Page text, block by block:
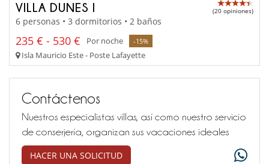
VILLA DUNES I (20 opiniones)
6 personas • 3 dormitorios • 2 baños
235 € - 530 € Por noche -15%
Isla Mauricio Este - Poste Lafayette
Contáctenos
Nuestros especialistas villas, así como nuestro servicio
de conserjería, organizan sus vacaciones ideales
HACER UNA SOLICITUD